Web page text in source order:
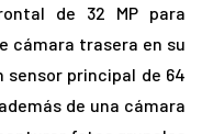
de 32 MP para
cámara trasera en su
principal de 64
de una cámara